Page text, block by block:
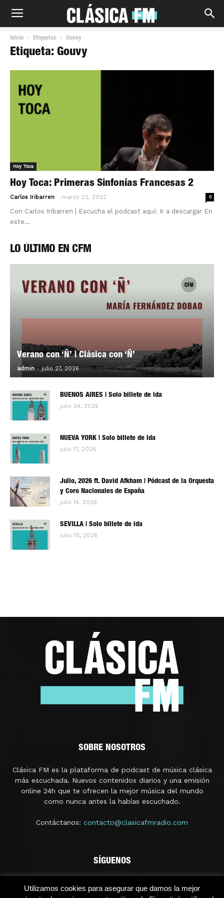
Inicio Etiquetas Gouvy
Etiqueta: Gouvy
Hoy Toca
Hoy Toca: Primeras Sinfonías Francesas 2
Carlos Iribarren - marzo 22, 2022 0
Con Carlos Iribarren | Escucha el podcast aquí: Ir a descargar En
este...
LO ÚLTIMO EN CFM
Verano con ‘Ñ’ | Clásica con ‘Ñ’
admin - julio 27, 2026 0
BUENOS AIRES | Solo billete de ida
julio 24, 2026
NUEVA YORK | Solo billete de ida
julio 17, 2026
Julio, 2026 ft. David Afkham | Pódcast de la Orquesta
y Coro Nacionales de España
julio 14, 2026
SEVILLA | Solo billete de ida
julio 10, 2026
SOBRE NOSOTROS
Clásica FM es la plataforma de podcast de música clásica
más escuchada. Nuevos contenidos diarios y una emisión
online 24h que te ofrecen la mejor música del mundo
como nunca antes la habías escuchado.
Contáctanos: contacto@clasicafmradio.com
SÍGUENOS
Utilizamos cookies para asegurar que damos la mejor